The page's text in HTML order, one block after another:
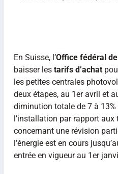
En Suisse, l’Office fédéral de
baisser les tarifs d’achat
les petites centrales
deux étapes, au 1er avril et
diminution totale de 7 à
l’installation par rapport
concernant une révision
l’énergie est en cours
entrée en vigueur au 1er